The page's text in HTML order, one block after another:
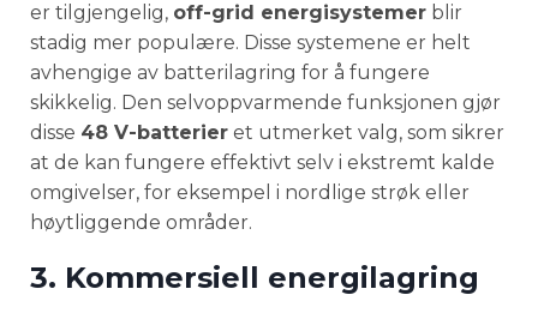
er tilgjengelig, off-grid energisystemer blir
stadig mer populære. Disse systemene er helt
avhengige av batterilagring for å fungere
skikkelig. Den selvoppvarmende funksjonen gjør
disse 48 V-batterier et utmerket valg, som sikrer
at de kan fungere effektivt selv i ekstremt kalde
omgivelser, for eksempel i nordlige strøk eller
høytliggende områder.
3. Kommersiell energilagring